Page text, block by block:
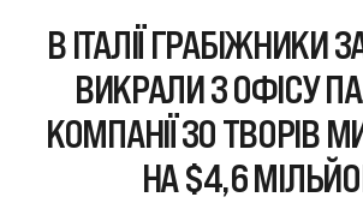
В ІТАЛІЇ ГРАБІЖНИКИ
ВИКРАЛИ З ОФІСУ
КОМПАНІЇ 30 ТВОРІВ
НА $4,6